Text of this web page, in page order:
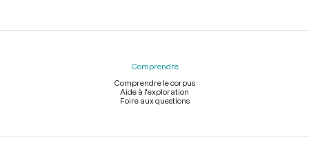
Comprendre
Comprendre le corpus
Aide à l'exploration
Foire aux questions